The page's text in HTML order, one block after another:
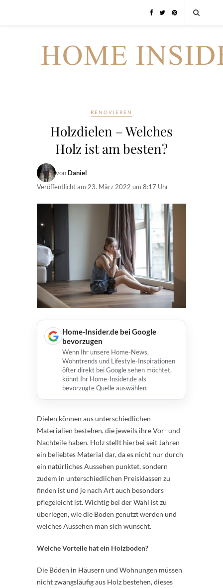
RENOVIEREN
Holzdielen – Welches
Holz ist am besten?
von Daniel
Veröffentlicht am 23. März 2022 um 8:17 Uhr
Home-Insider.de bei Google
bevorzugen
Wenn Ihr unsere Home-News,
Wohntrends und Lifestyle-Inspirationen
öfter direkt bei Google sehen möchtet,
könnt Ihr Home-Insider.de als
bevorzugte Quelle auswählen.
Dielen können aus unterschiedlichen
Materialien bestehen, die jeweils ihre Vor- und
Nachteile haben. Holz stellt hierbei seit Jahren
ein beliebtes Material dar, da es nicht nur durch
ein natürliches Aussehen punktet, sondern
zudem in unterschiedlichen Preisklassen zu
finden ist und je nach Art auch besonders
pflegeleicht ist. Wichtig bei der Wahl ist zu
überlegen, wie die Böden genutzt werden und
welches Aussehen man sich wünscht.
Welche Vorteile hat ein Holzboden?
Die Böden in Häusern und Wohnungen müssen
nicht zwangsläufig aus Holz bestehen, dieses